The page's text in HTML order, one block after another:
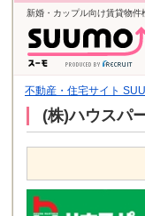
新婚・カップル向け賃貸物
不動産・住宅サイト
(株)ハウスパ